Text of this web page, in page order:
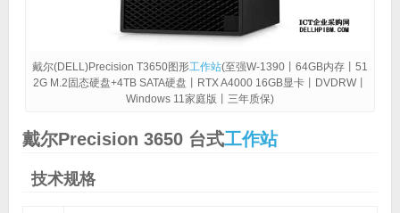
戴尔(DELL)Precision T3650图形工作站(至强W-1390丨64GB内存丨51
2G M.2固态硬盘+4TB SATA硬盘丨RTX A4000 16GB显卡丨DVDRW丨
Windows 11家庭版丨三年质保)
戴尔Precision 3650 台式工作站
技术规格